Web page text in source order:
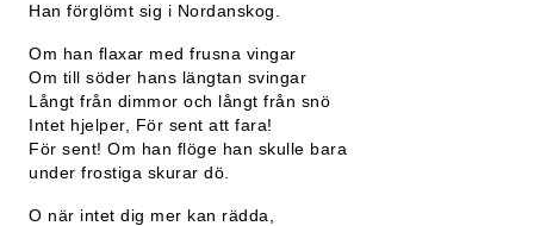
Han förglömt sig i Nordanskog.
Om han flaxar med frusna vingar
Om till söder hans längtan svingar
Långt från dimmor och långt från snö
Intet hjelper, För sent att fara!
För sent! Om han flöge han skulle bara
under frostiga skurar dö.
O när intet dig mer kan rädda,